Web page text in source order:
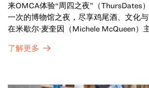
来OMCA体验“周四之夜”（ThursDates
一次的博物馆之夜，尽享鸡尾酒、文化
在米歇尔·麦奎因（Michele McQueen）
探索那些在夜幕下焕发活力的展厅，那里
了解更多